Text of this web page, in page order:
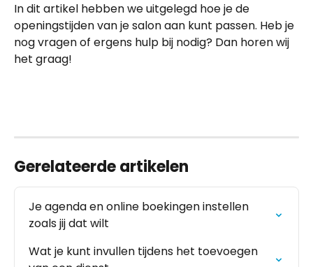
In dit artikel hebben we uitgelegd hoe je de
openingstijden van je salon aan kunt passen. Heb je
nog vragen of ergens hulp bij nodig? Dan horen wij
het graag!
Gerelateerde artikelen
Je agenda en online boekingen instellen
zoals jij dat wilt
Wat je kunt invullen tijdens het toevoegen